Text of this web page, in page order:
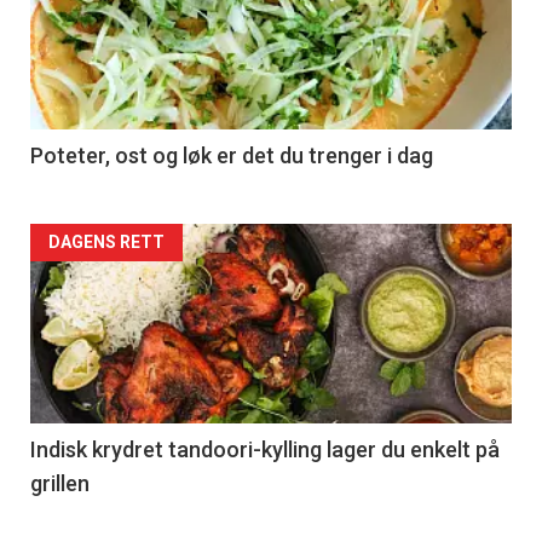
Poteter, ost og løk er det du trenger i dag
Forsiden
akkurat
nå
-
2
DAGENS RETT
Indisk krydret tandoori-kylling lager du enkelt på
grillen